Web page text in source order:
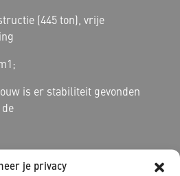
je privacy
(445 ton), vrije
is er stabiliteit gevonden
HSB wanden geplaatst;